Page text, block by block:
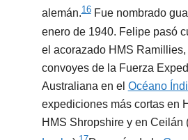
alemán.16 Fue nombrado
enero de 1940. Felipe pasó
el acorazado HMS
convoyes de la Fuerza
Australiana en el Océano
expediciones más cortas en
HMS Shropshire y en Ceilán